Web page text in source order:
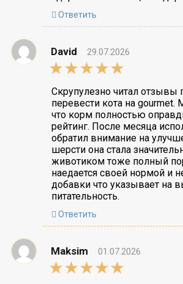
Ответить
David
29.07.2026
5,0
rating
Скрупулезно читал отзывы
перевести кота на gourmet.
что корм полностью
рейтинг. После месяца
обратил внимание на
шерсти она стала
животиком тоже полный
наедается своей нормой и
добавки что указывает на
питательность.
Ответить
Maksim
01.07.2026
5,0
rating